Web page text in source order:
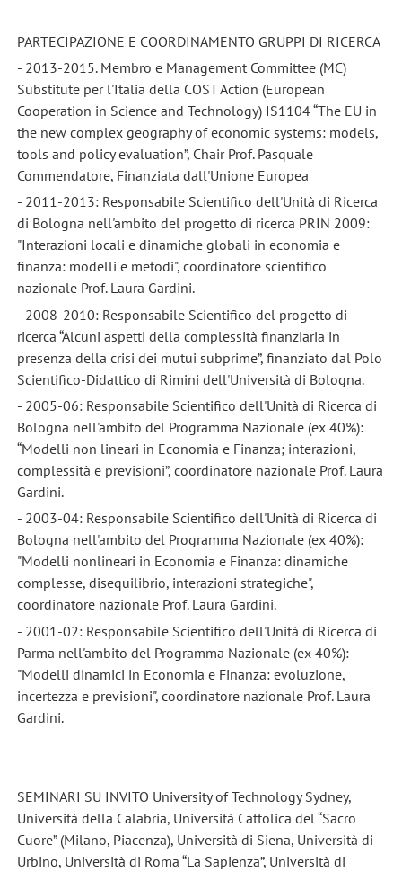
PARTECIPAZIONE E COORDINAMENTO GRUPPI DI RICERCA
- 2013-2015. Membro e Management Committee (MC)
Substitute per l'Italia della COST Action (European
Cooperation in Science and Technology) IS1104 “The EU in
the new complex geography of economic systems: models,
tools and policy evaluation”, Chair Prof. Pasquale
Commendatore, Finanziata dall'Unione Europea
- 2011-2013: Responsabile Scientifico dell'Unità di Ricerca
di Bologna nell'ambito del progetto di ricerca PRIN 2009:
"Interazioni locali e dinamiche globali in economia e
finanza: modelli e metodi", coordinatore scientifico
nazionale Prof. Laura Gardini.
- 2008-2010: Responsabile Scientifico del progetto di
ricerca “Alcuni aspetti della complessità finanziaria in
presenza della crisi dei mutui subprime”, finanziato dal Polo
Scientifico-Didattico di Rimini dell'Università di Bologna.
- 2005-06: Responsabile Scientifico dell'Unità di Ricerca di
Bologna nell'ambito del Programma Nazionale (ex 40%):
“Modelli non lineari in Economia e Finanza; interazioni,
complessità e previsioni”, coordinatore nazionale Prof. Laura
Gardini.
- 2003-04: Responsabile Scientifico dell'Unità di Ricerca di
Bologna nell'ambito del Programma Nazionale (ex 40%):
"Modelli nonlineari in Economia e Finanza: dinamiche
complesse, disequilibrio, interazioni strategiche",
coordinatore nazionale Prof. Laura Gardini.
- 2001-02: Responsabile Scientifico dell'Unità di Ricerca di
Parma nell'ambito del Programma Nazionale (ex 40%):
"Modelli dinamici in Economia e Finanza: evoluzione,
incertezza e previsioni", coordinatore nazionale Prof. Laura
Gardini.
SEMINARI SU INVITO University of Technology Sydney,
Università della Calabria, Università Cattolica del “Sacro
Cuore” (Milano, Piacenza), Università di Siena, Università di
Urbino, Università di Roma “La Sapienza”, Università di